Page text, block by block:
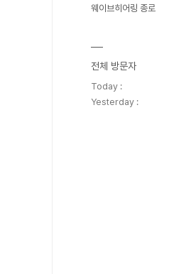
웨이브히어링 종로
전체 방문자
Today :
Yesterday :